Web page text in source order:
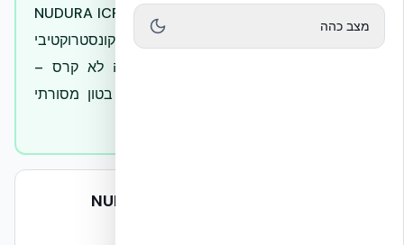
במקרה מתועד בו רכב התנגש בקיר NUDURA ICF
(EPS + ליבת בטון מזוין R-24), הנזק הקונסטרוקטיבי
נשאר מקומי לאזור הפגיעה והמבנה לא קרס –
בניגוד להתנהגות אופיינית של בלוק בטון מסורתי
NUDURA ICF — Real-World Impact
מצב כהה